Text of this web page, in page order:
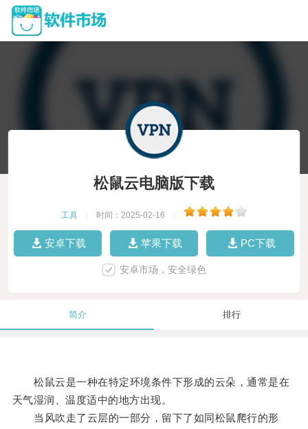
松鼠云电脑版下载
工具 时间：2025-02-16
安卓下载 苹果下载 PC下载
安卓市场，安全绿色
简介 排行
松鼠云是一种在特定环境条件下形成的云朵，通常是在
天气湿润、温度适中的地方出现。
当风吹走了云层的一部分，留下了如同松鼠爬行的形